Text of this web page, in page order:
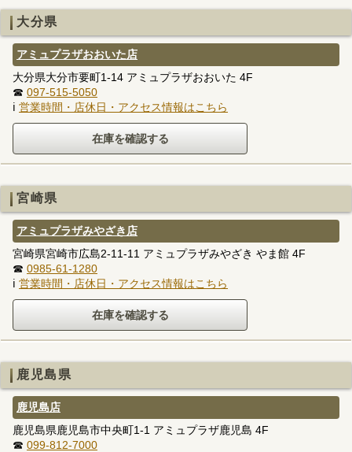
大分県
アミュプラザおおいた店
大分県大分市要町1-14 アミュプラザおおいた 4F
☎ 097-515-5050
ℹ 営業時間・店休日・アクセス情報はこちら
宮崎県
アミュプラザみやざき店
宮崎県宮崎市広島2-11-11 アミュプラザみやざき やま館 4F
☎ 0985-61-1280
ℹ 営業時間・店休日・アクセス情報はこちら
鹿児島県
鹿児島店
鹿児島県鹿児島市中央町1-1 アミュプラザ鹿児島 4F
☎ 099-812-7000